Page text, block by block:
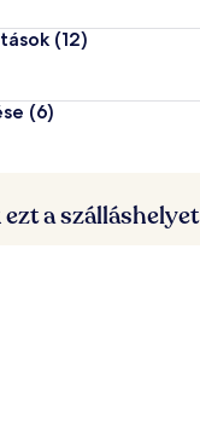
(12)
(6)
a szálláshelyet